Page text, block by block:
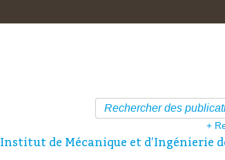
+
Institut de Mécanique et d’Ingénierie